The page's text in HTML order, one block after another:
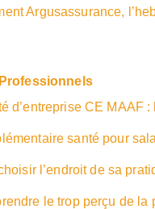
Argusassurance,
Professionnels
d’entreprise CE MAAF
santé pour
l’endroit de sa
le trop perçu de